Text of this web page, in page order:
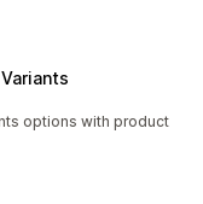
options with product